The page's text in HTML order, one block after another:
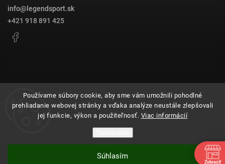
Používame súbory cookie, aby sme vám umožnili pohodlné
prehliadanie webovej stránky a vďaka analýze neustále zlepšovali
jej funkcie, výkon a použiteľnosť. Viac informácií
Súhlasím
info@ legendsport.sk
+421 918 891 425
Vytvoril Shoptet
Copyright 2026legendsport.sk. Všetky práva vyhradené.
Grafický návrh vytvořil a nakódoval
Zobraziť